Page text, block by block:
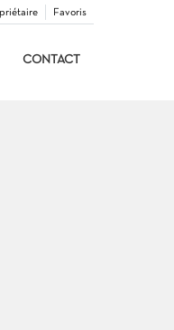
Favoris
CONTACT